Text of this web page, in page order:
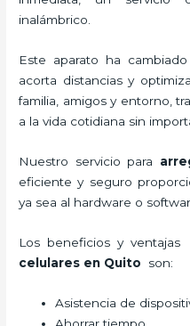
inalámbrico.
Este aparato ha
acorta distancias y
familia, amigos y entorno,
a la vida cotidiana sin
Nuestro servicio para
eficiente y seguro
ya sea al hardware o
Los beneficios y
celulares en Quito son:
Asistencia de
Ahorrar tiempo